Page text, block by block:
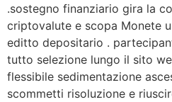
.sostegno finanziario gira la
criptovalute e scopa Monete
editto depositario .
tutto selezione lungo il sito
flessibile sedimentazione
scommetti risoluzione e